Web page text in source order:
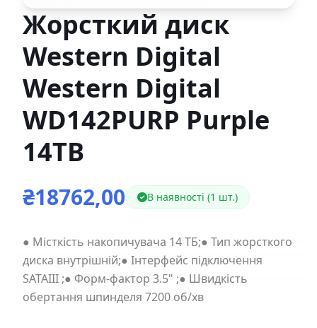
Жорсткий диск
Western Digital
Western Digital
WD142PURP Purple
14TB
₴18762,00 В наявності (1 шт.)
● Місткість накопичувача 14 ТБ;● Тип жорсткого
диска внутрішній;● Інтерфейс підключення
SATAIII ;● Форм-фактор 3.5" ;● Швидкість
обертання шпинделя 7200 об/хв